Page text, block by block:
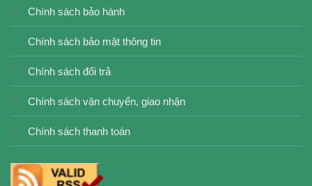
Chính sách bảo hành
Chính sách bảo mật thông tin
Chính sách đổi trả
Chính sách vận chuyển, giao nhận
Chính sách thanh toán